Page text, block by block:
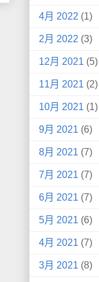
4月 2022 (1)
2月 2022 (3)
12月 2021 (5)
11月 2021 (2)
10月 2021 (1)
9月 2021 (6)
8月 2021 (7)
7月 2021 (7)
6月 2021 (7)
5月 2021 (6)
4月 2021 (7)
3月 2021 (8)